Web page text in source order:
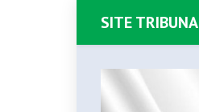
SITE TRIBUNA